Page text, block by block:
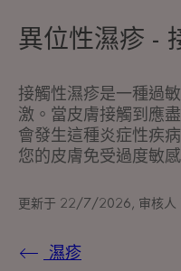
異位性濕疹 -
接觸性濕疹是一種過
激。當皮膚接觸到應
會發生這種炎症性疾
您的皮膚免受過度敏
更新于 22/7/2026 , 审核人
濕疹